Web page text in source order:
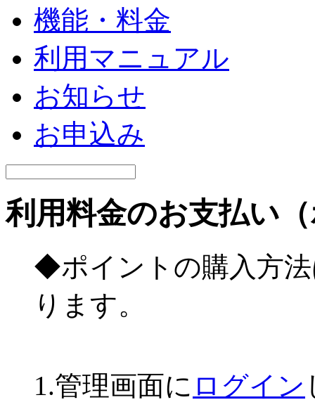
機能・料金
利用マニュアル
お知らせ
お申込み
利用料金のお支払い
◆ポイントの購入方
ります。
1.管理画面に ログイン